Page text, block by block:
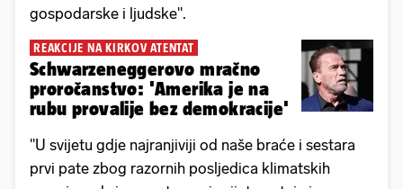
gospodarske i ljudske".
REAKCIJE NA KIRKOV ATENTAT
Schwarzeneggerovo mračno
proročanstvo: 'Amerika je na
rubu provalije bez demokracije'
"U svijetu gdje najranjiviji od naše braće i sestara
prvi pate zbog razornih posljedica klimatskih